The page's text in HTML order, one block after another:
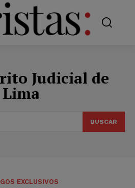
Judicial de
Lima
BUSCAR
EXCLUSIVOS